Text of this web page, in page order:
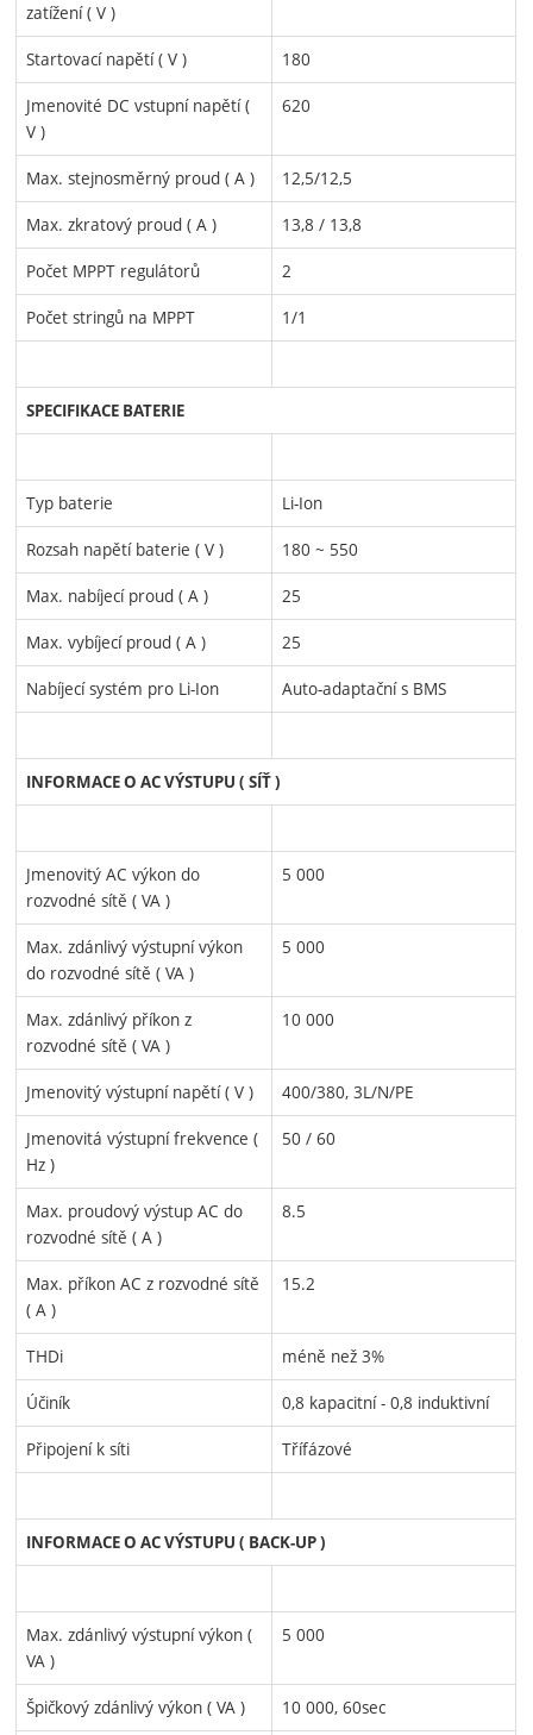
zatížení ( V )
Startovací napětí ( V ) 180
Jmenovité DC vstupní napětí (
V )
620
Max. stejnosměrný proud ( A ) 12,5/12,5
Max. zkratový proud ( A ) 13,8 / 13,8
Počet MPPT regulátorů 2
Počet stringů na MPPT 1/1
SPECIFIKACE BATERIE
Typ baterie Li-Ion
Rozsah napětí baterie ( V ) 180 ~ 550
Max. nabíjecí proud ( A ) 25
Max. vybíjecí proud ( A ) 25
Nabíjecí systém pro Li-Ion Auto-adaptační s BMS
INFORMACE O AC VÝSTUPU ( SÍŤ )
Jmenovitý AC výkon do
rozvodné sítě ( VA )
5 000
Max. zdánlivý výstupní výkon
do rozvodné sítě ( VA )
5 000
Max. zdánlivý příkon z
rozvodné sítě ( VA )
10 000
Jmenovitý výstupní napětí ( V ) 400/380, 3L/N/PE
Jmenovitá výstupní frekvence (
Hz )
50 / 60
Max. proudový výstup AC do
rozvodné sítě ( A )
8.5
Max. příkon AC z rozvodné sítě
( A )
15.2
THDi méně než 3%
Účiník 0,8 kapacitní - 0,8 induktivní
Připojení k síti Třífázové
INFORMACE O AC VÝSTUPU ( BACK-UP )
Max. zdánlivý výstupní výkon (
VA )
5 000
Špičkový zdánlivý výkon ( VA ) 10 000, 60sec